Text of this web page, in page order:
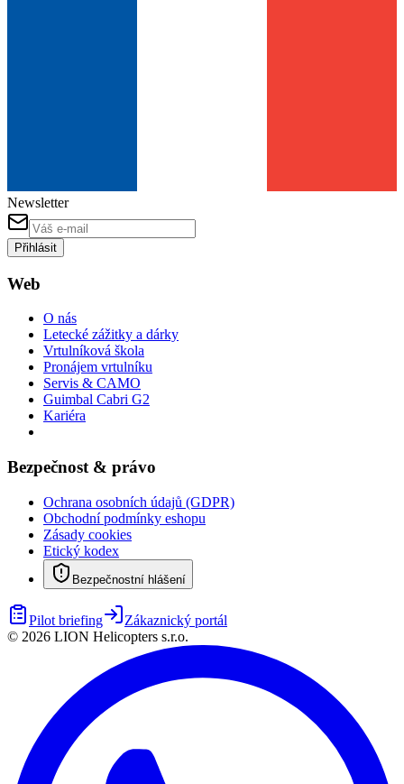
Newsletter
Přihlásit
Web
O nás
Letecké zážitky a dárky
Vrtulníková škola
Pronájem vrtulníku
Servis & CAMO
Guimbal Cabri G2
Kariéra
Bezpečnost & právo
Ochrana osobních údajů (GDPR)
Obchodní podmínky eshopu
Zásady cookies
Etický kodex
Bezpečnostní hlášení
Pilot briefing
Zákaznický portál
© 2026 LION Helicopters s.r.o.